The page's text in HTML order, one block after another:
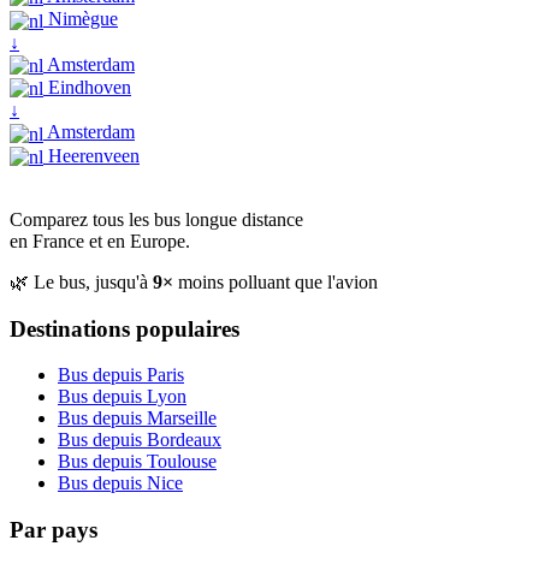
Nimègue
↓
Amsterdam
Eindhoven
↓
Amsterdam
Heerenveen
Comparez tous les bus longue distance
en France et en Europe.
🌿 Le bus, jusqu'à 9× moins polluant que l'avion
Destinations populaires
Bus depuis Paris
Bus depuis Lyon
Bus depuis Marseille
Bus depuis Bordeaux
Bus depuis Toulouse
Bus depuis Nice
Par pays